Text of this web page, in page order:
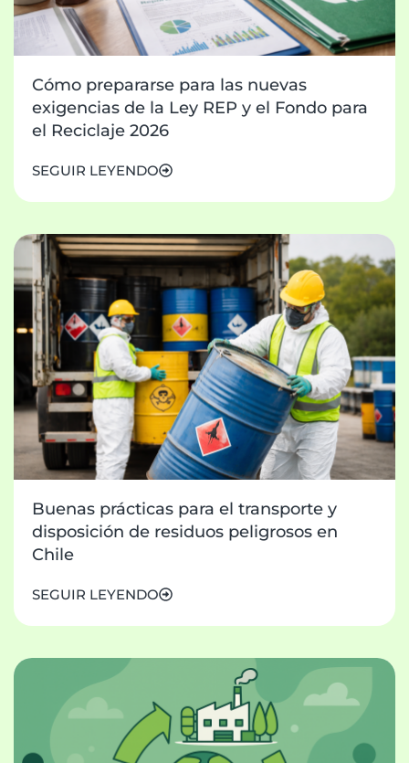
Cómo prepararse para las nuevas
exigencias de la Ley REP y el Fondo para
el Reciclaje 2026
SEGUIR LEYENDO
Buenas prácticas para el transporte y
disposición de residuos peligrosos en
Chile
SEGUIR LEYENDO